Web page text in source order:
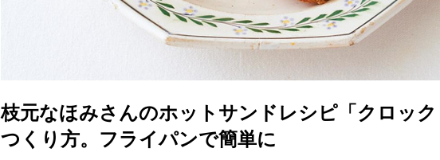
枝元なほみさんのホットサンドレシピ「クロッ
つくり方。フライパンで簡単に